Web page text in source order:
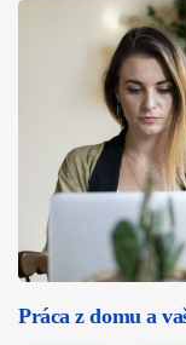
Práca z domu a